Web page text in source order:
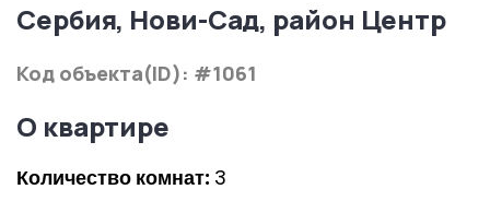
Сербия, Нови-Сад, район Центр
Код объекта(ID): #1061
О квартире
Количество комнат: 3